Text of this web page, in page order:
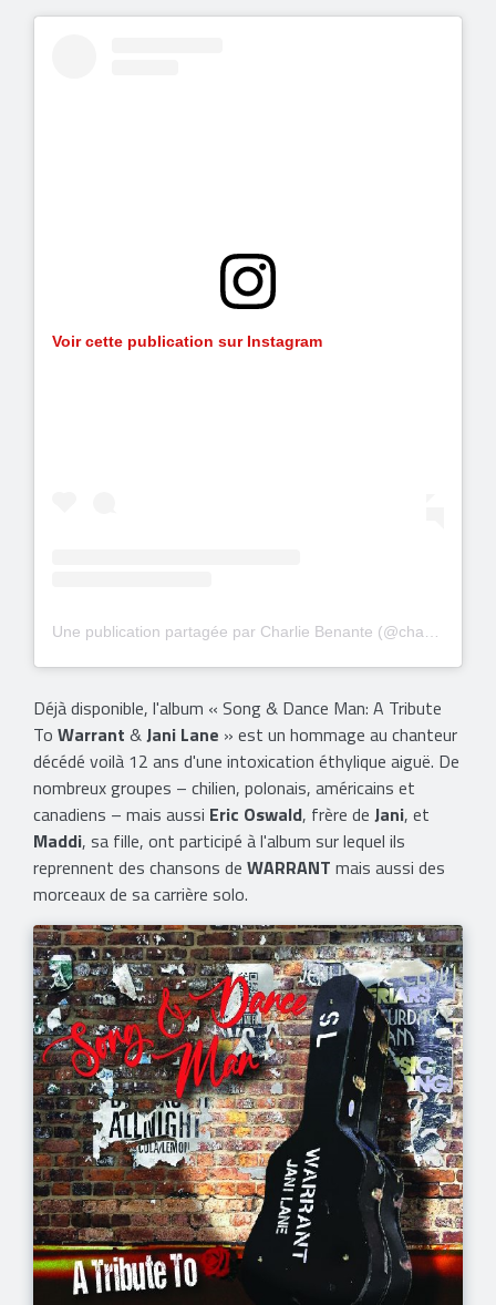
Voir cette publication sur Instagram
Déjà disponible, l'album « Song & Dance Man: A Tribute
To Warrant &Jani Lane » est un hommage au chanteur
décédé voilà 12 ans d'une intoxication éthylique aiguë. De
nombreux groupes – chilien, polonais, américains et
canadiens – mais aussi Eric Oswald, frère de Jani, et
Maddi, sa fille, ont participé à l'album sur lequel ils
reprennent des chansons de WARRANT mais aussi des
morceaux de sa carrière solo.